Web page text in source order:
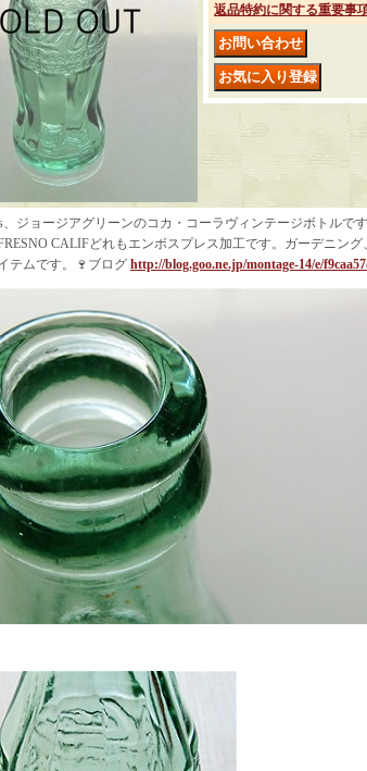
返品特約に関する重要事
、ジョージアグリーンのコカ・コーラヴィンテージボトルで
CALIFどれもエンボスプレス加工です。ガーデニン
テムです。🍷ブログ http://blog.goo.ne.jp/montage-14/e/